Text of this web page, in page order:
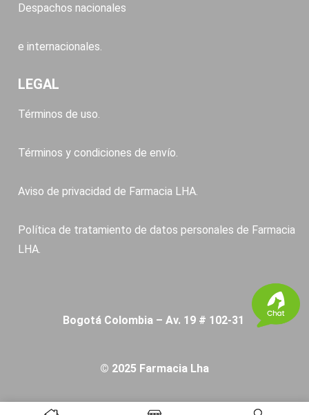
Despachos nacionales
e internacionales.
LEGAL
Términos de uso.
Términos y condiciones de envío.
Aviso de privacidad de Farmacia LHA.
Política de tratamiento de datos personales de Farmacia
LHA.
Bogotá Colombia – Av. 19 # 102-31
© 2025 Farmacia Lha